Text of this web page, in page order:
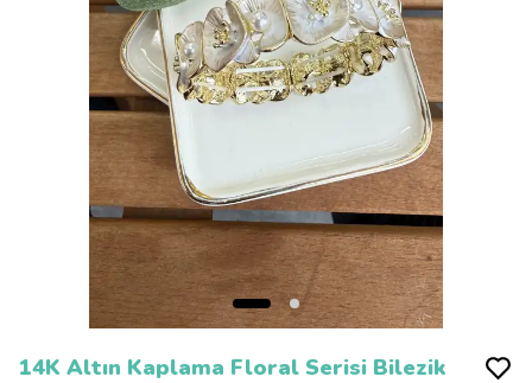
14K Altın Kaplama Floral Serisi Bilezik